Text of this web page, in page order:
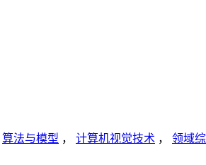
算法与模型 ， 计算机视觉技术 ， 领域